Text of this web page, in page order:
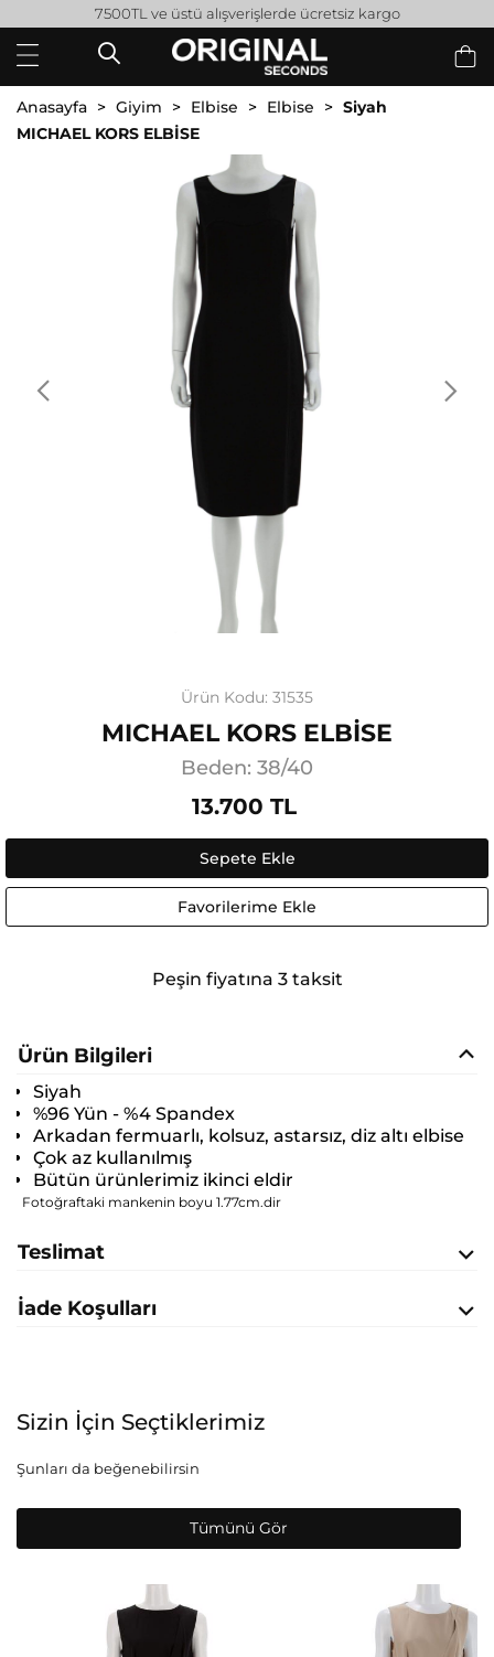
7500TL ve üstü alışverişlerde ücretsiz kargo
Anasayfa Giyim Elbise Elbise
Siyah
MICHAEL KORS ELBİSE
Ürün Kodu: 31535
MICHAEL KORS ELBİSE
Beden: 38/40
13.700 TL
Sepete Ekle
Favorilerime Ekle
Peşin fiyatına 3 taksit
Ürün Bilgileri
Siyah
%96 Yün - %4 Spandex
Arkadan fermuarlı, kolsuz, astarsız, diz altı elbise
Çok az kullanılmış
Bütün ürünlerimiz ikinci eldir
Fotoğraftaki mankenin boyu 1.77cm.dir
Teslimat
İade Koşulları
Sizin İçin Seçtiklerimiz
Şunları da beğenebilirsin
Tümünü Gör